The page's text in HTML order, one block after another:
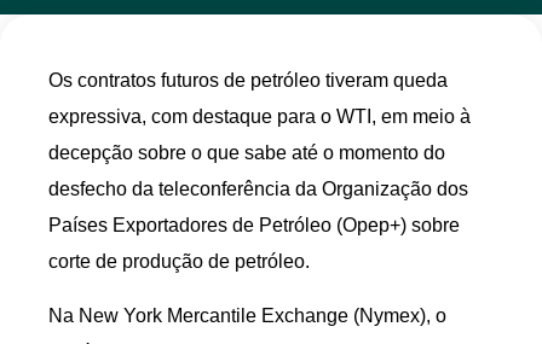
Os contratos futuros de petróleo tiveram queda
expressiva, com destaque para o WTI, em meio à
decepção sobre o que sabe até o momento do
desfecho da teleconferência da Organização dos
Países Exportadores de Petróleo (Opep+) sobre
corte de produção de petróleo.
Na New York Mercantile Exchange (Nymex), o